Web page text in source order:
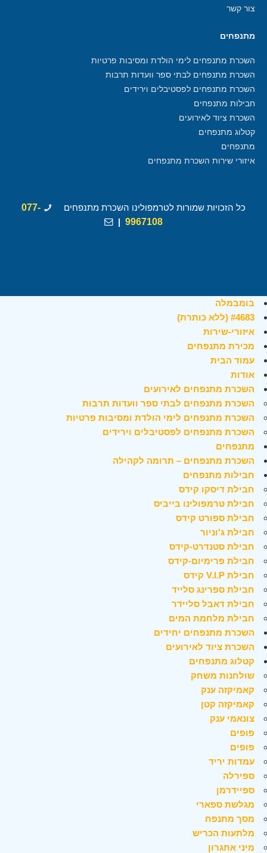
צור קשר
מתנפחים
השכרת מתנפחים לימי הולדת ומסיבות פרטיות
השכרת מתנפחים לבתי ספר וועדות תרבות
השכרת מתנפחים לפסטיבלים וירידים
חבילות מתנפחים
השכרת ציוד לאירועים
קטלוג מתנפחים
מתנפחים
איזורי שירות השכרת מתנפחים
כל הזכויות שמורות לטרמפולינו השכרת מתנפחים
077-
9967108
|
בומבמלה
#4683 (ללא כותרת)
איזורי-שירות
מכירת מתנפחים
עמוד הבית
אודות
השכרת מתנפחים לאירועים
השכרת מתנפחים לבתי ספר וועדות תרבות
השכרת מתנפחים לימי הולדת ומסיבות פרטיות
השכרת מתנפחים לפסטיבלים וירידים
מתנפחים
השכרת מתנפחים – תרומה לקהילה
חבילות מתנפחים
חבילת דיסקו קידס
חבילת טרמפולינו בייביס
חבילת ספורט קידס
חבילת ג'וניור
חבילת סטנדרט-קידס
חבילת פרימיום-קידס
חבילת V.I.P קידס
חבילת ספרינג סלייד
חבילת דאבל סליידר
חבילת מלחמת המים
השכרת מתנפחים יחידים
השכרת ציוד לאירועים
קטלוג מתנפחים
שולחנות משחק
קאמיקזה ענק
קאמיקזה קטן
צונאמי ענק
פופים
פופים
עמדות יריד
ספירלה
ספיידרמן
מגלשת ספארי
מסך מתנפח
מלתעות הכריש
מיני אתגרון